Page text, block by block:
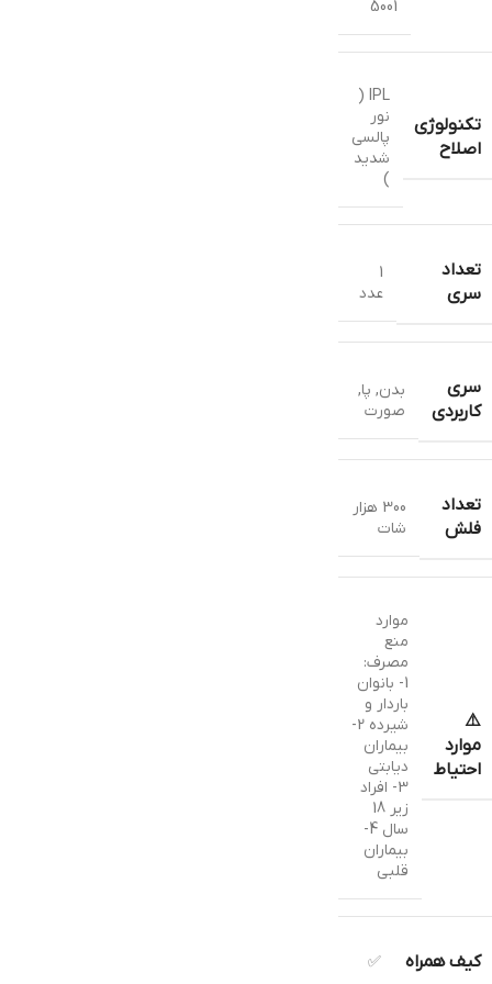
5001
تکنولوژی
اصلاح
IPL (
نور
پالسی
شدید
)
تعداد
سری
1
عدد
سری
کاربردی
بدن, پا,
صورت
تعداد
فلش
300 هزار
شات
⚠️
موارد
احتیاط
موارد
منع
مصرف:
1- بانوان
باردار و
شیرده 2-
بیماران
دیابتی
3- افراد
زیر 18
سال 4-
بیماران
قلبی
کیف همراه ✅